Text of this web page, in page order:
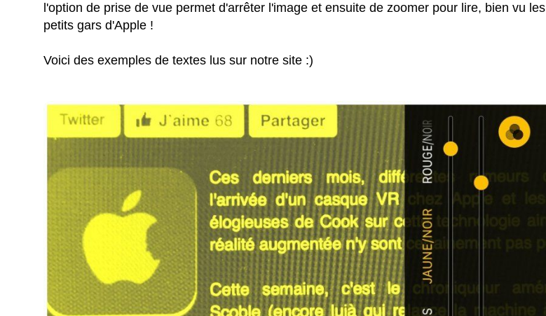
l'option de prise de vue permet d'arrêter l'image et ensuite de zoomer pour lire, bien vu les
petits gars d'Apple !
Voici des exemples de textes lus sur notre site :)